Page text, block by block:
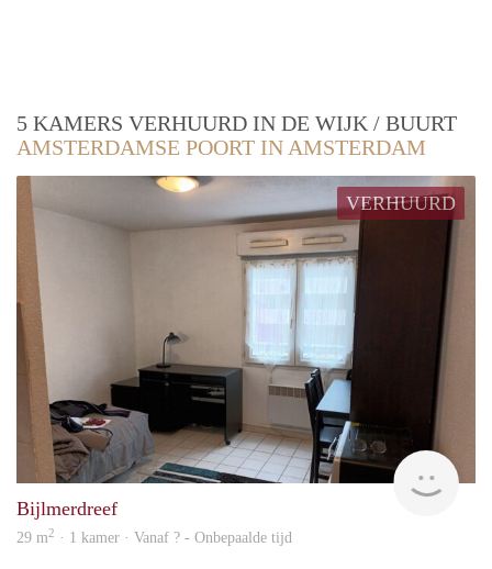
5 KAMERS VERHUURD IN DE WIJK / BUURT
AMSTERDAMSE POORT IN AMSTERDAM
VERHUURD
Bijlmerdreef
29 m2 · 1 kamer · Vanaf ? - Onbepaalde tijd